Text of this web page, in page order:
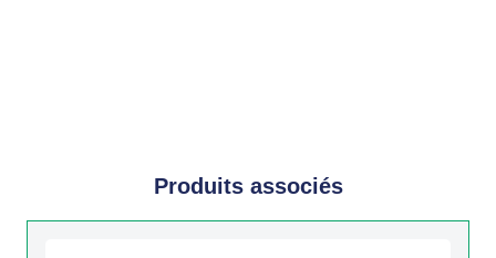
Produits associés